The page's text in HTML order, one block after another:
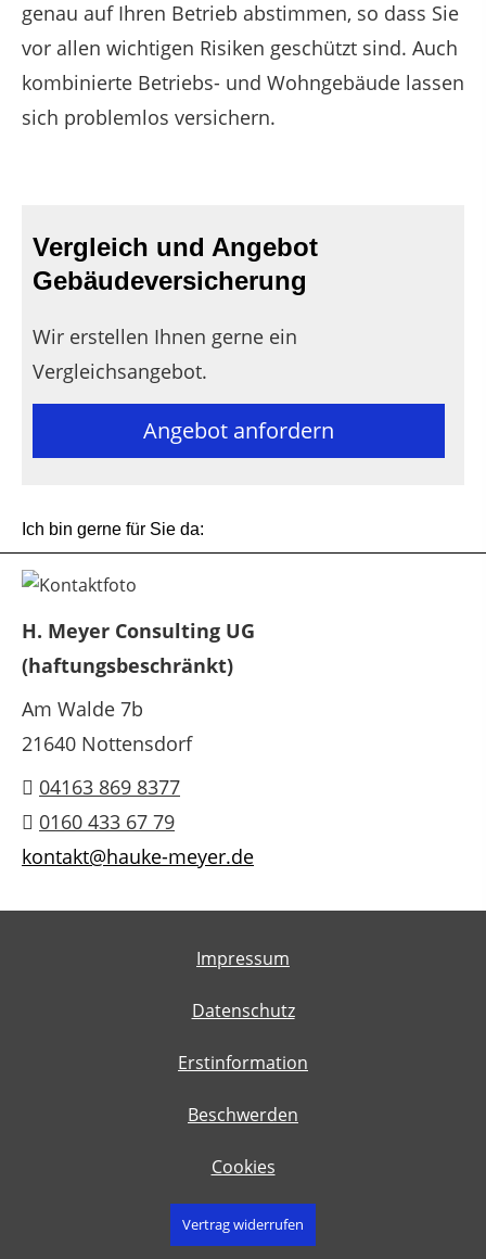
genau auf Ihren Betrieb abstimmen, so dass Sie
vor allen wichtigen Risiken geschützt sind. Auch
kombinierte Betriebs- und Wohngebäude lassen
sich problemlos versichern.
Vergleich und Angebot
Gebäudeversicherung
Wir erstellen Ihnen gerne ein
Vergleichsangebot.
Angebot anfordern
Ich bin gerne für Sie da:
H. Meyer Consulting UG
(haftungsbeschränkt)
Am Walde 7b
21640 Nottensdorf
04163 869 8377
0160 433 67 79
kontakt@hauke-meyer.de
Impressum
Datenschutz
Erstinformation
Beschwerden
Cookies
Vertrag widerrufen